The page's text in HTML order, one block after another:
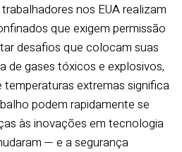
nos EUA realizam
que exigem permissão
desafios que colocam suas
de gases tóxicos e explosivos,
extremas significa
podem rapidamente se
às inovações em tecnologia
— e a segurança